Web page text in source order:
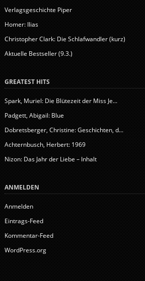
Verlagsgeschichte Piper
Homer: Ilias
Christopher Clark: Die Schlafwandler (kurz)
Aktuelle Bestseller (9.3.)
GREATEST HITS
Spark, Muriel: Die Blütezeit der Miss Je...
Padgett, Abigail: Blue
Dobretsberger, Christine: Geschichten, d...
Achternbusch, Herbert: 1969
Nizon: Das Jahr der Liebe – Inhalt
ANMELDEN
Anmelden
Eintrags-Feed
Kommentar-Feed
WordPress.org